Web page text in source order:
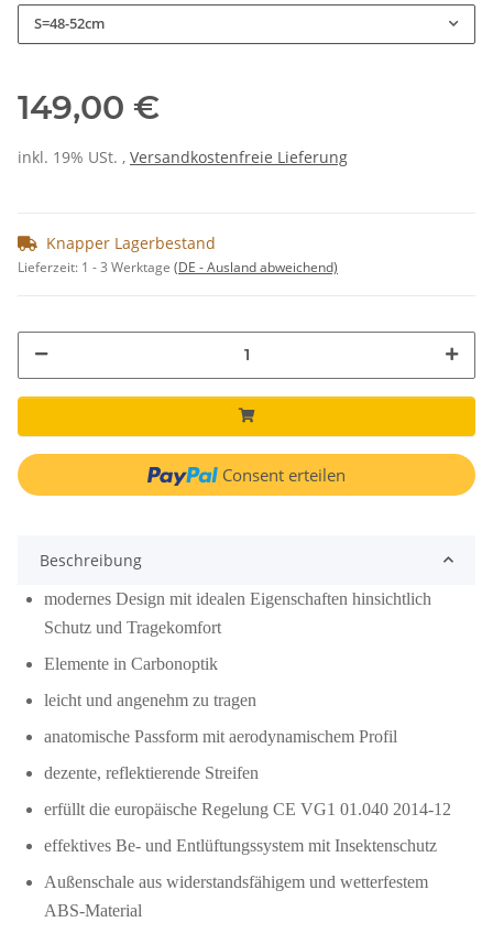
S=48-52cm
149,00 €
inkl. 19% USt. , Versandkostenfreie Lieferung
Knapper Lagerbestand
Lieferzeit: 1 - 3 Werktage (DE - Ausland abweichend)
Consent erteilen
Beschreibung
modernes Design mit idealen Eigenschaften hinsichtlich
Schutz und Tragekomfort
Elemente in Carbonoptik
leicht und angenehm zu tragen
anatomische Passform mit aerodynamischem Profil
dezente, reflektierende Streifen
erfüllt die europäische Regelung CE VG1 01.040 2014-12
effektives Be- und Entlüftungssystem mit Insektenschutz
Außenschale aus widerstandsfähigem und wetterfestem
ABS-Material